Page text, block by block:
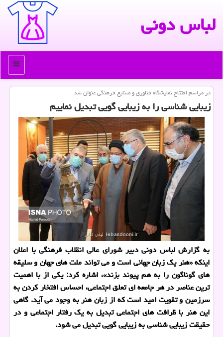
لباس دونی
منو
در مراسم افتتاح نمایشگاه فناوری و صنایع فرهنگی عنوان شد
زیبایی شناسی را به زیبایی گویی تبدیل نماییم
به گزارش لباس دونی دبیر شورای عالی انقلاب فرهنگی با اعلان
اینکه «هنر یک زبان جهانی است و می تواند ملت های جهان و سلیقه
های گوناگون را به هم پیوند بزند»، اشاره کرد: یکی از با اهمیت
ترین عناصر در هر جامعه ای تعلق اجتماعی، احساس افتخار کردن به
سرزمین و تقویت امید است که از زبان هنر به وجود می آید. گاهی
این هنر با ظرافت های اجتماعی تبدیل به یک رفتار اجتماعی و در
حقیقت زیبایی شناسی به زیبایی گویی تبدیل می شود.